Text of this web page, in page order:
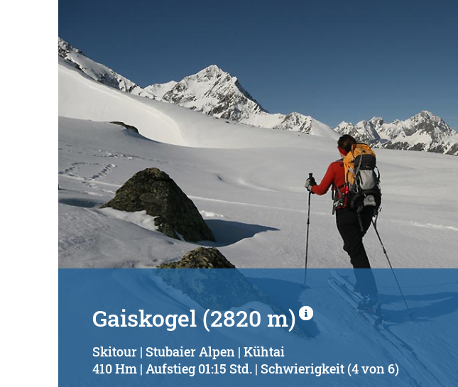
Land:
Gebirge:
Schwierigkeitsgrad:
von
Kondition (Tourdauer):
von
Suchbegriff:
Gaiskogel (2820 m)
Skitour | Stubaier Alpen | Kühtai
410 Hm | Aufstieg 01:15 Std. | Schwierigkeit (4 von 6)